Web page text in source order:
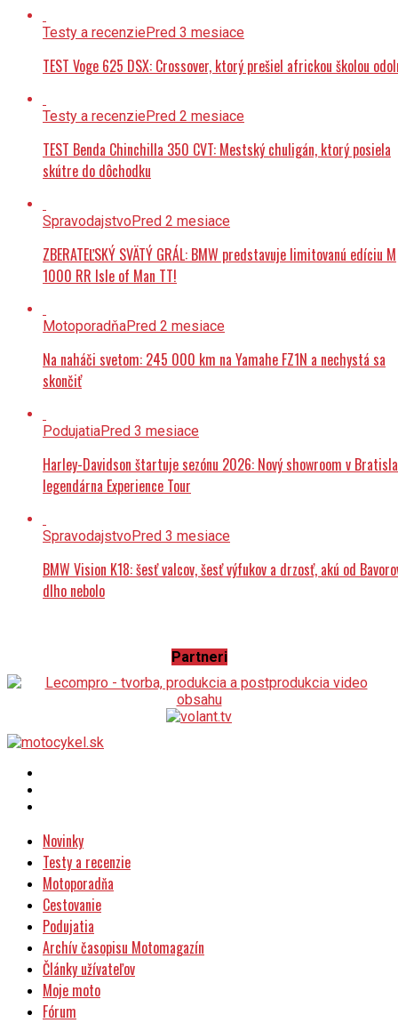
Testy a recenziePred 3 mesiace
TEST Voge 625 DSX: Crossover, ktorý prešiel africkou školou
Testy a recenziePred 2 mesiace
TEST Benda Chinchilla 350 CVT: Mestský chuligán, ktorý posiela
skútre do dôchodku
SpravodajstvoPred 2 mesiace
ZBERATEĽSKÝ SVÄTÝ GRÁL: BMW predstavuje limitovanú edíciu M
1000 RR Isle of Man TT!
MotoporadňaPred 2 mesiace
Na naháči svetom: 245 000 km na Yamahe FZ1N a nechystá sa
skončiť
PodujatiaPred 3 mesiace
Harley-Davidson štartuje sezónu 2026: Nový showroom v
legendárna Experience Tour
SpravodajstvoPred 3 mesiace
BMW Vision K18: šesť valcov, šesť výfukov a drzosť, akú od
dlho nebolo
Partneri
Novinky
Testy a recenzie
Motoporadňa
Cestovanie
Podujatia
Archív časopisu Motomagazín
Články užívateľov
Moje moto
Fórum